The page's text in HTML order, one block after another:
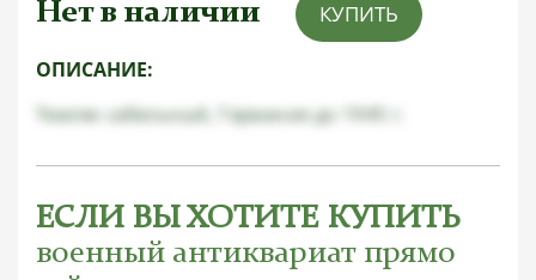
Нет в наличии КУПИТЬ
ОПИСАНИЕ:
Темляк сабельный, Германия до 1945 г.
ЕСЛИ ВЫ ХОТИТЕ КУПИТЬ
военный антиквариат прямо